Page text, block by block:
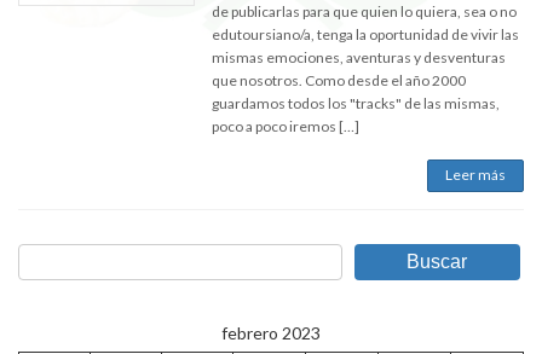
de publicarlas para que quien lo quiera, sea o no
edutoursiano/a, tenga la oportunidad de vivir las
mismas emociones, aventuras y desventuras
que nosotros. Como desde el año 2000
guardamos todos los "tracks" de las mismas,
poco a poco iremos […]
Leer más
Buscar
febrero 2023